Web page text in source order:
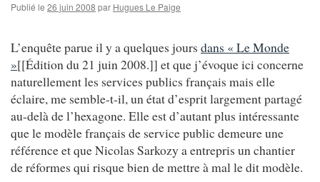
Publié le 26 juin 2008 par Hugues Le Paige
L’enquête parue il y a quelques jours dans « Le Monde
»[[Édition du 21 juin 2008.]] et que j’évoque ici concerne
naturellement les services publics français mais elle
éclaire, me semble-t-il, un état d’esprit largement partagé
au-delà de l’hexagone. Elle est d’autant plus intéressante
que le modèle français de service public demeure une
référence et que Nicolas Sarkozy a entrepris un chantier
de réformes qui risque bien de mettre à mal le dit modèle.